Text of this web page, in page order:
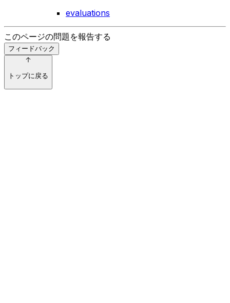
evaluations
このページの問題を報告する
フィードバック
トップに戻る